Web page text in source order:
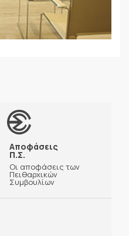
Αποφάσεις
Π.Σ.
Οι αποφάσεις των
Πειθαρχικών
Συμβουλίων